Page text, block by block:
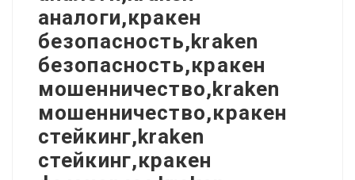
аналоги,кракен
безопасность,kraken
безопасность,кракен
мошенничество,kraken
мошенничество,кракен
стейкинг,kraken
стейкинг,кракен